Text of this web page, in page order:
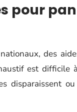
pour
des
est difficile
disparaissent